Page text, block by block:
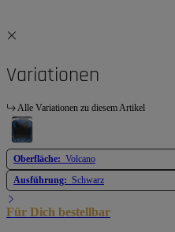
Variationen
Alle Variationen zu diesem Artikel
Oberfläche: Volcano
Ausführung: Schwarz
Für Dich bestellbar